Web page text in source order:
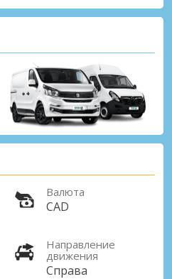
Валюта
CAD
Направление
движения
Справа